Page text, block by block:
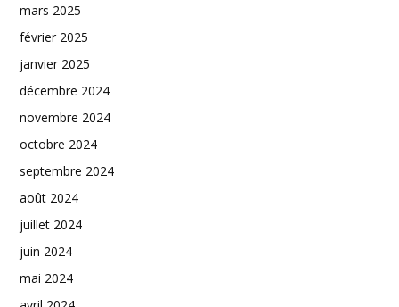
mars 2025
février 2025
janvier 2025
décembre 2024
novembre 2024
octobre 2024
septembre 2024
août 2024
juillet 2024
juin 2024
mai 2024